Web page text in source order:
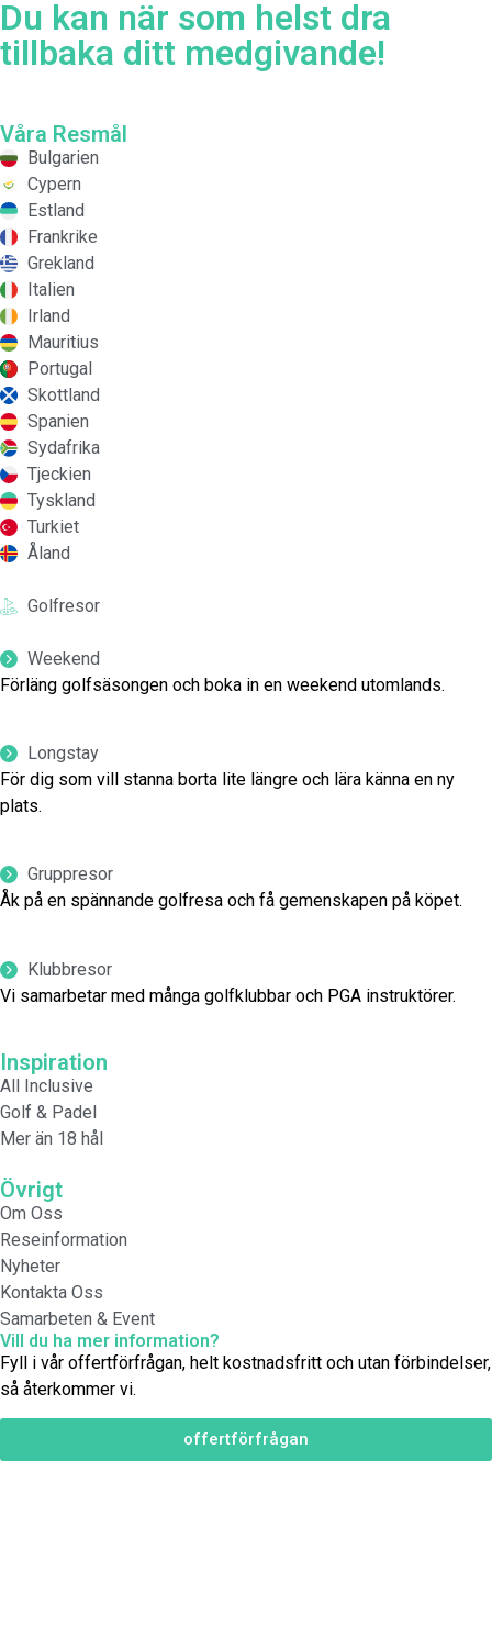
Du kan när som helst dra
tillbaka ditt medgivande!
Våra Resmål
Bulgarien
Cypern
Estland
Frankrike
Grekland
Italien
Irland
Mauritius
Portugal
Skottland
Spanien
Sydafrika
Tjeckien
Tyskland
Turkiet
Åland
Golfresor
Weekend
Förläng golfsäsongen och boka in en weekend utomlands.
Longstay
För dig som vill stanna borta lite längre och lära känna en ny
plats.
Gruppresor
Åk på en spännande golfresa och få gemenskapen på köpet.
Klubbresor
Vi samarbetar med många golfklubbar och PGA instruktörer.
Inspiration
All Inclusive
Golf & Padel
Mer än 18 hål
Övrigt
Om Oss
Reseinformation
Nyheter
Kontakta Oss
Samarbeten & Event
Vill du ha mer information?
Fyll i vår offertförfrågan, helt kostnadsfritt och utan förbindelser,
så återkommer vi.
offertförfrågan